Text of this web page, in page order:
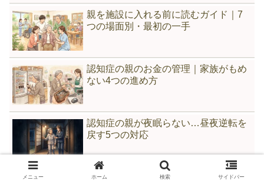
親を施設に入れる前に読むガイド｜7
つの場面別・最初の一手
認知症の親のお金の管理｜家族がもめ
ない4つの進め方
認知症の親が夜眠らない…昼夜逆転を
戻す5つの対応
親を施設に入れた罪悪感がつらいあな
メニュー ホーム 検索 サイドバー